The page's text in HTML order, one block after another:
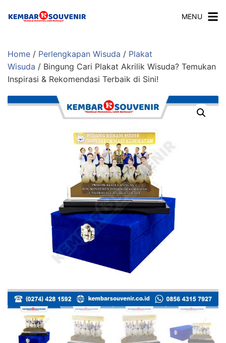
MENU
Home / Perlengkapan Wisuda / Plakat
Wisuda / Bingung Cari Plakat Akrilik Wisuda? Temukan
Inspirasi & Rekomendasi Terbaik di Sini!